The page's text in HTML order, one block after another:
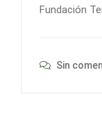
Fundación
Sin